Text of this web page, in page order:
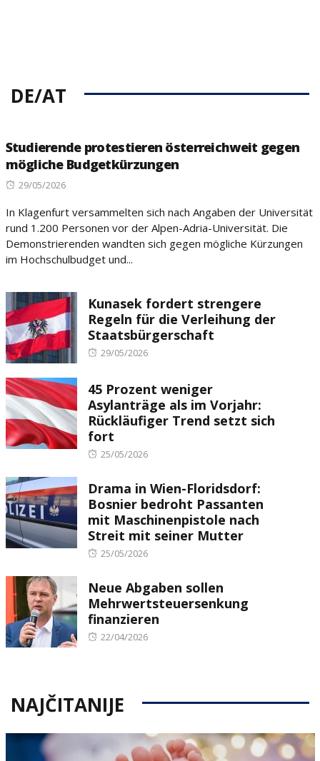
DE/AT
Studierende protestieren österreichweit gegen
mögliche Budgetkürzungen
Posted
29/05/2026
In Klagenfurt versammelten sich nach Angaben der Universität
rund 1.200 Personen vor der Alpen-Adria-Universität. Die
Demonstrierenden wandten sich gegen mögliche Kürzungen
im Hochschulbudget und...
Kunasek fordert strengere
Regeln für die Verleihung der
Staatsbürgerschaft
Posted
29/05/2026
45 Prozent weniger
Asylanträge als im Vorjahr:
Rückläufiger Trend setzt sich
fort
Posted
25/05/2026
Drama in Wien-Floridsdorf:
Bosnier bedroht Passanten
mit Maschinenpistole nach
Streit mit seiner Mutter
Posted
25/05/2026
Neue Abgaben sollen
Mehrwertsteuersenkung
finanzieren
Posted
22/04/2026
NAJČITANIJE